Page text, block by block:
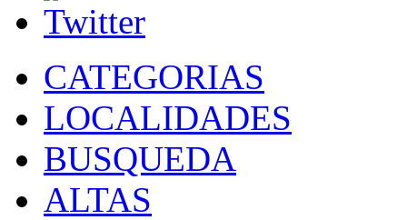
CATEGORIAS
LOCALIDADES
BUSQUEDA
ALTAS